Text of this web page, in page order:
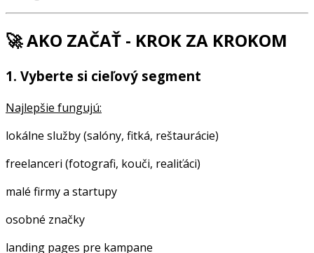
🚀AKO ZAČAŤ - KROK ZA KROKOM
1. Vyberte si cieľový segment
Najlepšie fungujú:
lokálne služby (salóny, fitká, reštaurácie)
freelanceri (fotografi, kouči, realiťáci)
malé firmy a startupy
osobné značky
landing pages pre kampane